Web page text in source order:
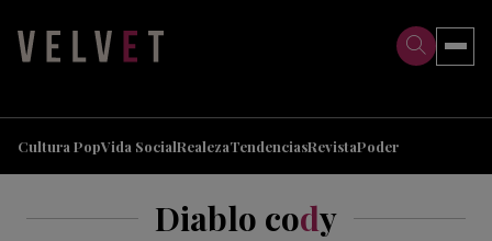
Cultura PopVida SocialRealezaTendenciasRevistaPoder
Diablo cody